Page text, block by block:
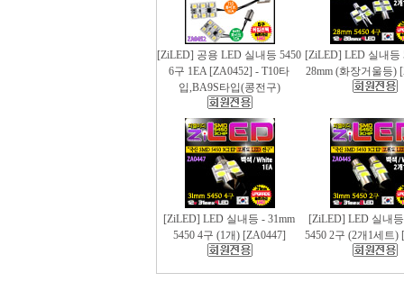
[ZiLED] 공용 LED 실내등 5450
6구 1EA [ZA0452] - T10타
입,BA9S타입(콩전구)
[ZiLED] LED 실내등
28mm (화장거울등)
[ZiLED] LED 실내등 - 31mm
5450 4구 (1개) [ZA0447]
[ZiLED] LED 실내
5450 2구 (2개1세트)